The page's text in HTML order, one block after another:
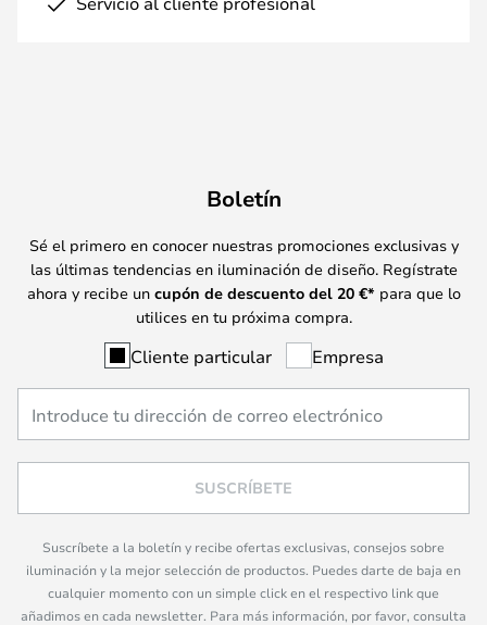
Boletín
Sé el primero en conocer nuestras promociones exclusivas y
las últimas tendencias en iluminación de diseño. Regístrate
ahora y recibe un cupón de descuento del 20 €* para que lo
utilices en tu próxima compra.
Cliente particular Empresa
SUSCRÍBETE
Suscríbete a la boletín y recibe ofertas exclusivas, consejos sobre
iluminación y la mejor selección de productos. Puedes darte de baja en
cualquier momento con un simple click en el respectivo link que
añadimos en cada newsletter. Para más información, por favor, consulta